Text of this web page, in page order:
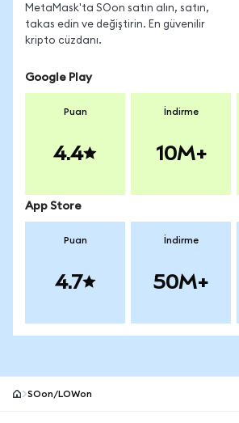
MetaMask'ta SOon satın alın, satın,
takas edin ve değiştirin. En güvenilir
kripto cüzdanı.
Google Play
Puan
4.4
İndirme
10M+
App Store
Puan
4.7
İndirme
50M+
SOon/LOWon